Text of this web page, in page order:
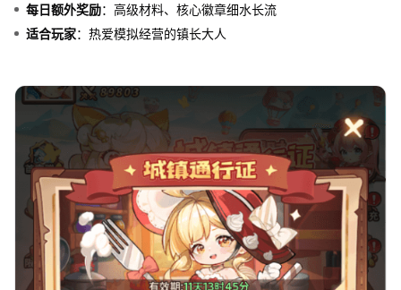
每日额外奖励：高级材料、核心徽章细水长流
适合玩家：热爱模拟经营的镇长大人